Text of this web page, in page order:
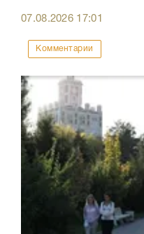
07.08.2026 17:01
Комментарии